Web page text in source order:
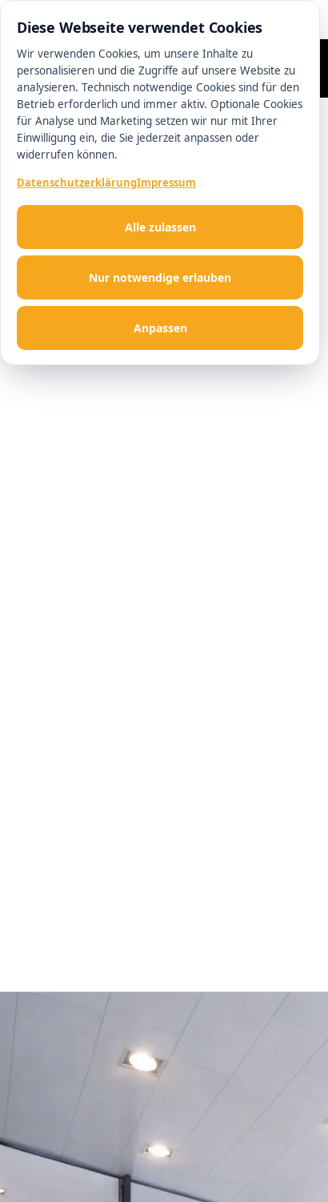
0511 13221100
Diese Webseite verwendet Cookies
Wir verwenden Cookies, um unsere Inhalte zu
personalisieren und die Zugriffe auf unsere Website zu
analysieren. Technisch notwendige Cookies sind für den
Betrieb erforderlich und immer aktiv. Optionale Cookies
für Analyse und Marketing setzen wir nur mit Ihrer
Einwilligung ein, die Sie jederzeit anpassen oder
widerrufen können.
DatenschutzerklärungImpressum
Nur notwendige erlauben
Anpassen
Alle zulassen